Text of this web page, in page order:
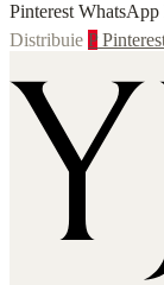
Pinterest
Distribuie P